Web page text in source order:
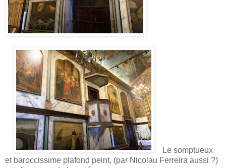
Le somptueux
et baroccissime plafond peint, (par Nicolau Ferreira aussi ?)